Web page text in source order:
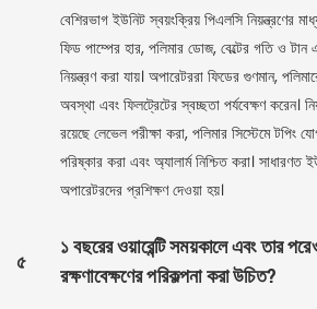
বেশিরভাগ ইউনিট স্বয়ংক্রিয় পিএলসি নিয়ন্ত্রণের
ফিড পাম্পের হার, পলিমার ডোজ, বেল্টের গতি ও টান
নিয়ন্ত্রণ করা যায়। অপারেটররা ফিডের গুণমান,
অবস্থা এবং ফিলট্রেটের স্বচ্ছতা পর্যবেক্ষণ করেন।
রয়েছে লেভেল পরীক্ষা করা, পলিমার সিস্টেমে টপিং
পরিষ্কার করা এবং অ্যালার্ম নিশ্চিত করা। সাধারণত
অপারেটরদের প্রশিক্ষণ দেওয়া হয়।
৫
১ বছরের ওয়ারেন্টি সময়কালে এবং তার
রক্ষণাবেক্ষণের পরিকল্পনা করা উচিত?